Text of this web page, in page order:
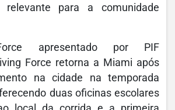
relevante para a comunidade
apresentado por PIF
Force retorna a Miami após
na cidade na temporada
duas oficinas escolares